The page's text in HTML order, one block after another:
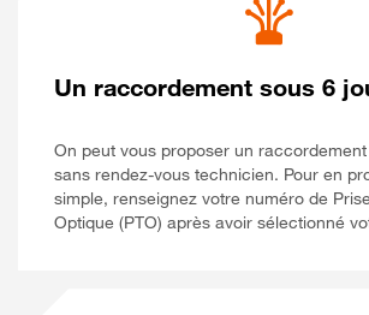
Un raccordement sous 6
On peut vous proposer un
sans rendez-vous technicien. Pour en
simple, renseignez votre numéro de
Optique (PTO) après avoir sélectionné